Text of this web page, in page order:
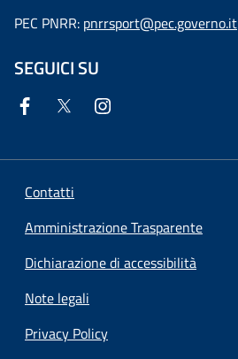
PEC PNRR: pnrrsport@pec.governo.it
SEGUICI SU
Contatti
Amministrazione Trasparente
Dichiarazione di accessibilità
Note legali
Privacy Policy